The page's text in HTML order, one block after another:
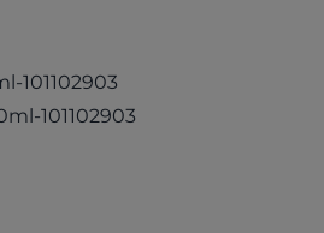
101102903
101102903